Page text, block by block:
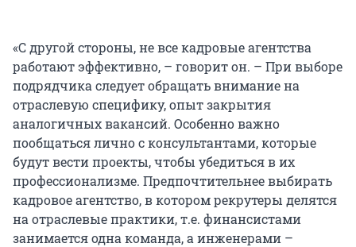
«С другой стороны, не все кадровые агентства
работают эффективно, – говорит он. – При выборе
подрядчика следует обращать внимание на
отраслевую специфику, опыт закрытия
аналогичных вакансий. Особенно важно
пообщаться лично с консультантами, которые
будут вести проекты, чтобы убедиться в их
профессионализме. Предпочтительнее выбирать
кадровое агентство, в котором рекрутеры делятся
на отраслевые практики, т.е. финансистами
занимается одна команда, а инженерами –